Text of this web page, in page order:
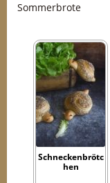
Sommerbrote
Schneckenbrötc
hen